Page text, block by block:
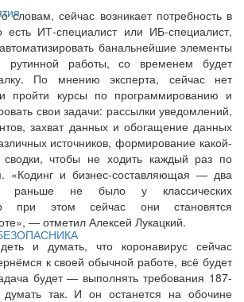
словам, сейчас возникает потребность в
есть ИТ-специалист или ИБ-специалист,
банальнейшие элементы
рутинной работы, со временем будет
По мнению эксперта, сейчас нет
пройти курсы по программированию и
свои задачи: рассылки уведомлений,
захват данных и обогащение данных
источников, формирование какой-
сводки, чтобы не ходить каждый раз по
«Кодинг и бизнес-составляющая — два
раньше не было у классических
при этом сейчас они становятся
— отметил Алексей Лукацкий.
и думать, что коронавирус сейчас
к своей обычной работе, всё будет
будет — выполнять требования 187-
так. И он останется на обочине